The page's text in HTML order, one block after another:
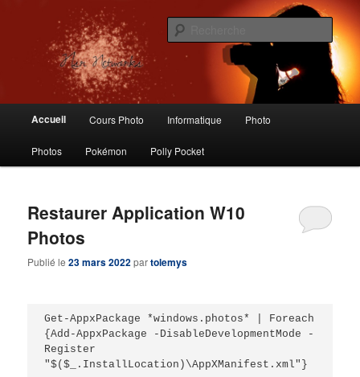
secondaireNsr Networks – Labo Ubuntu
Logiciels libres, Photographie, Informatique, Polly Pocket, Vintage Toys
Accueil Cours Photo Informatique Photo
Photos Pokémon Polly Pocket
Restaurer Application W10
Photos
Publié le23 mars 2022partolemys
Get-AppxPackage *windows.photos* | Foreach
{Add-AppxPackage -DisableDevelopmentMode -
Register
"$($_.InstallLocation)\AppXManifest.xml"}